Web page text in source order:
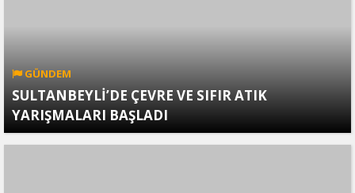
GÜNDEM
SULTANBEYLİ’DE ÇEVRE VE SIFIR ATIK
YARIŞMALARI BAŞLADI